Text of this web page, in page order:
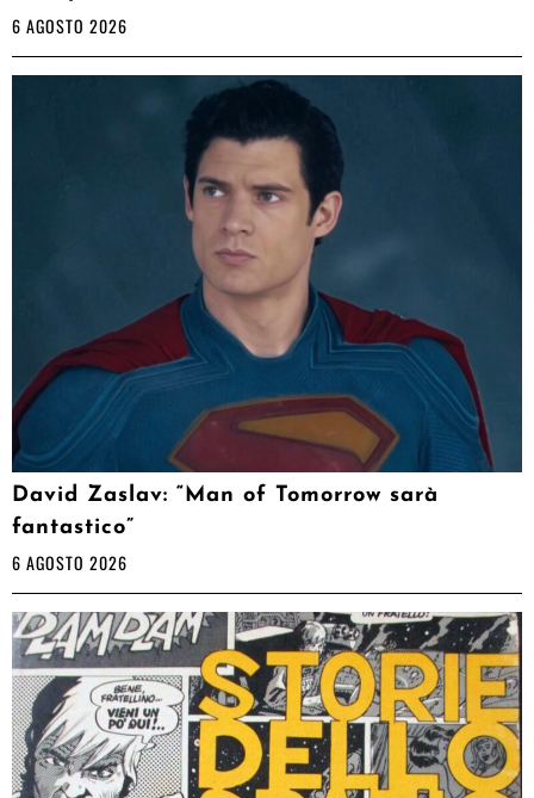
6 AGOSTO 2026
David Zaslav: “Man of Tomorrow sarà
fantastico”
6 AGOSTO 2026